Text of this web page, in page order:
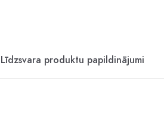
Līdzsvara produktu papildinājumi